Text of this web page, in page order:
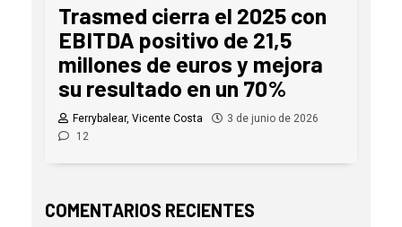
Trasmed cierra el 2025 con
EBITDA positivo de 21,5
millones de euros y mejora
su resultado en un 70%
Ferrybalear, Vicente Costa
3 de junio de 2026
12
COMENTARIOS RECIENTES